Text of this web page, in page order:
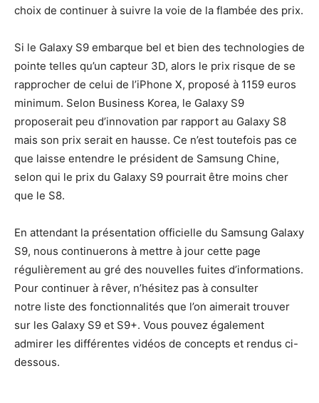
choix de continuer à suivre la voie de la flambée des prix.
Si le Galaxy S9 embarque bel et bien des technologies de
pointe telles qu’un capteur 3D, alors le prix risque de se
rapprocher de celui de l’iPhone X, proposé à 1159 euros
minimum. Selon Business Korea, le Galaxy S9
proposerait peu d’innovation par rapport au Galaxy S8
mais son prix serait en hausse. Ce n’est toutefois pas ce
que laisse entendre le président de Samsung Chine,
selon qui le prix du Galaxy S9 pourrait être moins cher
que le S8.
En attendant la présentation officielle du Samsung Galaxy
S9, nous continuerons à mettre à jour cette page
régulièrement au gré des nouvelles fuites d’informations.
Pour continuer à rêver, n’hésitez pas à consulter
notre liste des fonctionnalités que l’on aimerait trouver
sur les Galaxy S9 et S9+. Vous pouvez également
admirer les différentes vidéos de concepts et rendus ci-
dessous.